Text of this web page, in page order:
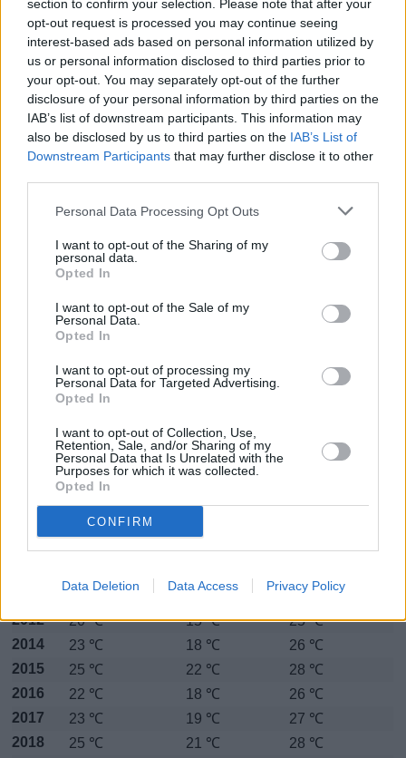
section to confirm your selection. Please note that after your
opt-out request is processed you may continue seeing
interest-based ads based on personal information utilized by
us or personal information disclosed to third parties prior to
your opt-out. You may separately opt-out of the further
disclosure of your personal information by third parties on the
IAB’s list of downstream participants. This information may
also be disclosed by us to third parties on the IAB’s List of
Downstream Participants that may further disclose it to other
Personal Data Processing Opt Outs
I want to opt-out of the Sharing of my
personal data.
Opted In
I want to opt-out of the Sale of my
Personal Data.
Opted In
I want to opt-out of processing my
Personal Data for Targeted Advertising.
Opted In
I want to opt-out of Collection, Use,
Retention, Sale, and/or Sharing of my
Personal Data that Is Unrelated with the
Purposes for which it was collected.
Opted In
CONFIRM
Data Deletion Data Access Privacy Policy
Hetkellisesti Havannassa on silti koettu tätäkin kylmempiä
ja lämpimämpiä marraskuisia päiviä. Esimerkiksi vuoden
2012 marraskuussa lämpötila käväisi alimmillaan 9
asteessa ja toisaalta vuonna 2015 marraskuussa
hätyyteltiin eräänä poikkeuksellisen lämpimänä päivänä 32
asteen lukemia.
Entä muut kuukaudet? Miten lämmintä
Huhtikuussa
Heinäkuussa Elokuussa Syyskuussa
Lokakuussa
Marraskuun keskilämpötila
tarkastelujaksolla
Mikä on Havannan tavanomainen lämpötila marraskuussa.
Vuorokauden
keskilämpötila
27 ℃
2012
20 ℃ 15 ℃
25 ℃
2014
23 ℃ 18 ℃
26 ℃
2015
25 ℃ 22 ℃
28 ℃
2016
22 ℃ 18 ℃
26 ℃
2017
23 ℃ 19 ℃
27 ℃
2018
25 ℃ 21 ℃
28 ℃